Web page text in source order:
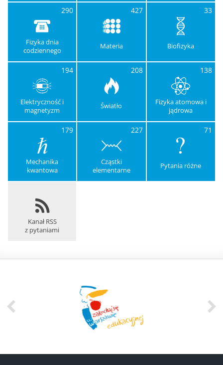
290
Fizyka dnia
codziennego
427
Materia
33
Biofizyka
194
Elektryczność i
magnetyzm
208
Światło
138
Fizyka atomowa i
jądrowa
179
Mechanika
kwantowa
227
Cząstki
elementarne
71
Pytania różne
Kanał RSS
z pytaniami